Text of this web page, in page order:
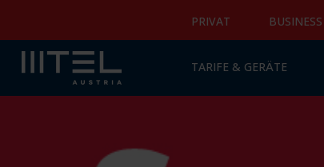
PRIVAT BUSINESS
TARIFE & GERÄTE